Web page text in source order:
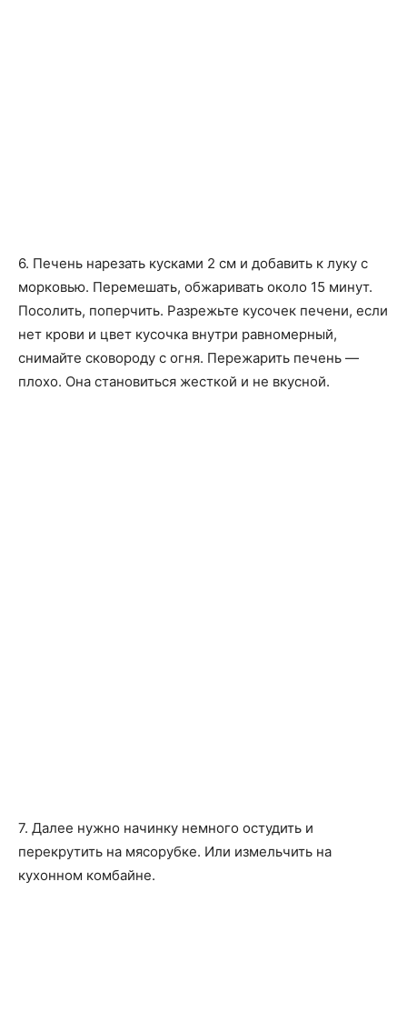
6. Печень нарезать кусками 2 см и добавить к луку с
морковью. Перемешать, обжаривать около 15 минут.
Посолить, поперчить. Разрежьте кусочек печени, если
нет крови и цвет кусочка внутри равномерный,
снимайте сковороду с огня. Пережарить печень —
плохо. Она становиться жесткой и не вкусной.
7. Далее нужно начинку немного остудить и
перекрутить на мясорубке. Или измельчить на
кухонном комбайне.